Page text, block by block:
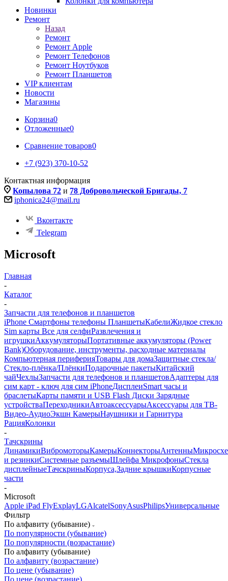
Новинки
Ремонт
Назад
Ремонт
Ремонт Apple
Ремонт Телефонов
Ремонт Ноутбуков
Ремонт Планшетов
VIP клиентам
Новости
Магазины
Корзина0
Отложенные0
Сравнение товаров0
+7 (923) 370-10-52
Контактная информация
Копылова 72 и 78 Добровольческой Бригады, 7
iphonica24@mail.ru
Вконтакте
Telegram
Microsoft
Главная
-
Каталог
-
Запчасти для телефонов и планшетов
iPhone Смартфоны телефоны ПланшетыКабелиЖидкое стекло
Sim карты Все для селфиРазвлечения и
игрушкиАккумуляторыПортативные аккумуляторы (Power
Bank)Оборудование, инструменты, расходные материалы
Компьютерная периферияТовары для домаЗащитные стекла/
Стекло-плёнка/ПлёнкиПодарочные пакетыКитайский
чайЧехлыЗапчасти для телефонов и планшетовАдаптеры для
сим карт - ключ для сим iPhoneДисплеиSmart часы и
браслетыКарты памяти и USB Flash Диски Зарядные
устройстваПереходникиАвтоаксессуарыАксессуары для ТВ-
Видео-АудиоЭкшн КамерыНаушники и Гарнитура
РацияКолонки
-
Тачскрины
ДинамикиВибромоторыКамерыКоннекторыАнтенны
и резинкиСистемные разъемыШлейфа МикрофоныСтекла
дисплейныеТачскриныКорпуса,Задние крышкиКорпусные
части
-
Microsoft
Apple iPad FlyExplayLGAlcatelSonyAsusPhilipsУниверсальные
Фильтр
По алфавиту (убывание)
По популярности (убывание)
По популярности (возрастание)
По алфавиту (убывание)
По алфавиту (возрастание)
По цене (убывание)
По цене (возрастание)